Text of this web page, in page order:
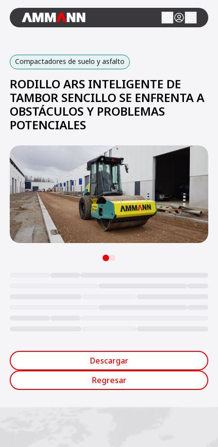
Compactadores de suelo y asfalto
RODILLO ARS INTELIGENTE DE
TAMBOR SENCILLO SE ENFRENTA A
OBSTÁCULOS Y PROBLEMAS
POTENCIALES
Descargar
Regresar